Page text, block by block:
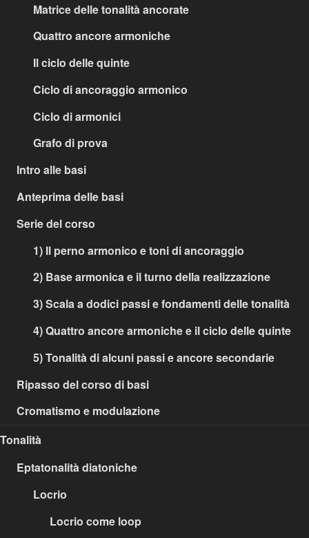
Matrice delle tonalità ancorate
Quattro ancore armoniche
Il ciclo delle quinte
Ciclo di ancoraggio armonico
Ciclo di armonici
Grafo di prova
Intro alle basi
Anteprima delle basi
Serie del corso
1) Il perno armonico e toni di ancoraggio
2) Base armonica e il turno della realizzazione
3) Scala a dodici passi e fondamenti delle tonalità
4) Quattro ancore armoniche e il ciclo delle quinte
5) Tonalità di alcuni passi e ancore secondarie
Ripasso del corso di basi
Cromatismo e modulazione
Tonalità
Eptatonalità diatoniche
Locrio
Locrio come loop